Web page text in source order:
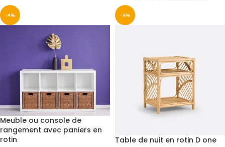
-4%
Meuble ou console de
rangement avec paniers en
rotin
-9%
Table de nuit en rotin D one